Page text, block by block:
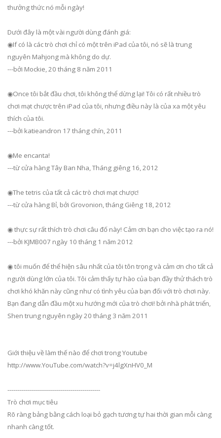
thưởng thức nó mỗi ngày!
Dưới đây là một vài người dùng đánh giá:
◉If có là các trò chơi chỉ có một trên iPad của tôi, nó sẽ là trung
nguyên Mahjong mà không do dự.
---bởi Mockie, 20 tháng 8 năm 2011
◉Once tôi bắt đầu chơi, tôi không thể dừng lại! Tôi có rất nhiều trò
chơi mạt chược trên iPad của tôi, nhưng điều này là của xa một yêu
thích của tôi.
---bởi katieandron 17 tháng chín, 2011
◉Me encanta!
---từ cửa hàng Tây Ban Nha, Tháng giêng 16, 2012
◉The tetris của tất cả các trò chơi mạt chược!
---từ cửa hàng Bỉ, bởi Grovonion, tháng Giêng 18, 2012
◉ thực sự rất thích trò chơi câu đố này! Cảm ơn bạn cho việc tạo ra nó!
---bởi KJMB007 ngày 10 tháng 1 năm 2012
◉ tôi muốn để thể hiện sâu nhất của tôi tôn trọng và cảm ơn cho tất cả
người dùng lớn của tôi. Tôi cảm thấy tự hào của bạn đầy thử thách trò
chơi khó khăn này cũng như có tình yêu của bạn đối với trò chơi này.
Bạn đang dẫn đầu một xu hướng mới của trò chơi! bởi nhà phát triển,
Shen trung nguyên ngày 20 tháng 3 năm 2011
Giới thiệu về làm thế nào để chơi trong Youtube
http://www.YouTube.com/watch?v=j4lgXnHV0_M
-----------------------------------------------
Trò chơi mục tiêu
Rõ ràng bảng bằng cách loại bỏ gạch tương tự hai thời gian mỗi càng
nhanh càng tốt.